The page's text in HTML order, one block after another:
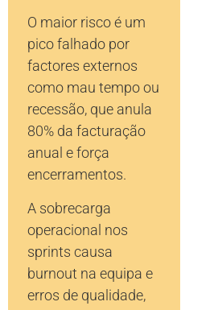
O maior risco é um
pico falhado por
factores externos
como mau tempo ou
recessão, que anula
80% da facturação
anual e força
encerramentos.
A sobrecarga
operacional nos
sprints causa
burnout na equipa e
erros de qualidade,